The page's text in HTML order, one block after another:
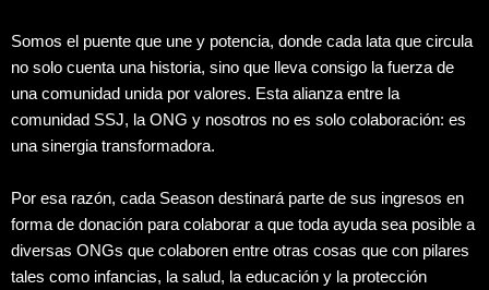
Somos el puente que une y potencia, donde cada lata que circula
no solo cuenta una historia, sino que lleva consigo la fuerza de
una comunidad unida por valores. Esta alianza entre la
comunidad SSJ, la ONG y nosotros no es solo colaboración: es
una sinergia transformadora.
Por esa razón, cada Season destinará parte de sus ingresos en
forma de donación para colaborar a que toda ayuda sea posible a
diversas ONGs que colaboren entre otras cosas que con pilares
tales como infancias, la salud, la educación y la protección